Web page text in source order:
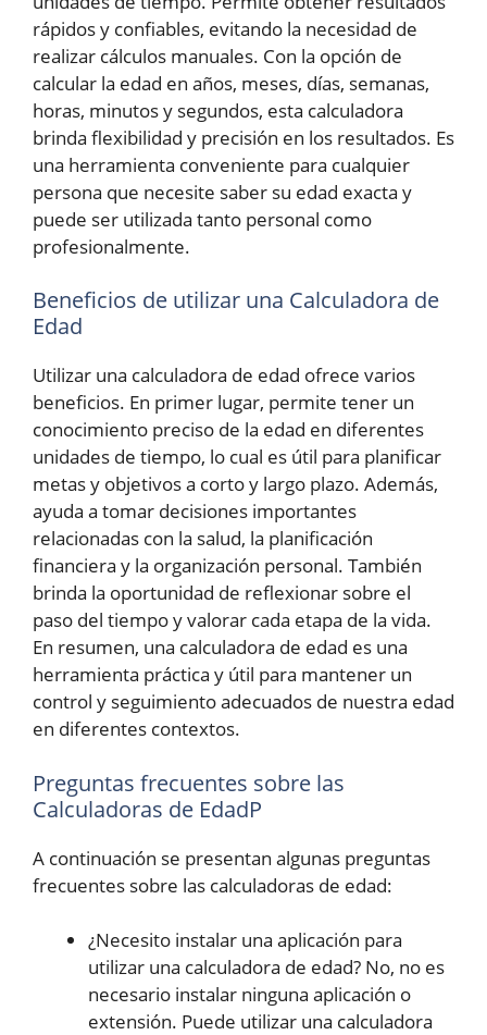
rápidos y confiables, evitando la necesidad de
realizar cálculos manuales. Con la opción de
calcular la edad en años, meses, días, semanas,
horas, minutos y segundos, esta calculadora
brinda flexibilidad y precisión en los resultados. Es
una herramienta conveniente para cualquier
persona que necesite saber su edad exacta y
puede ser utilizada tanto personal como
profesionalmente.
Beneficios de utilizar una Calculadora de
Edad
Utilizar una calculadora de edad ofrece varios
beneficios. En primer lugar, permite tener un
conocimiento preciso de la edad en diferentes
unidades de tiempo, lo cual es útil para planificar
metas y objetivos a corto y largo plazo. Además,
ayuda a tomar decisiones importantes
relacionadas con la salud, la planificación
financiera y la organización personal. También
brinda la oportunidad de reflexionar sobre el
paso del tiempo y valorar cada etapa de la vida.
En resumen, una calculadora de edad es una
herramienta práctica y útil para mantener un
control y seguimiento adecuados de nuestra edad
en diferentes contextos.
Preguntas frecuentes sobre las
Calculadoras de EdadP
A continuación se presentan algunas preguntas
frecuentes sobre las calculadoras de edad:
¿Necesito instalar una aplicación para
utilizar una calculadora de edad? No, no es
necesario instalar ninguna aplicación o
extensión. Puede utilizar una calculadora